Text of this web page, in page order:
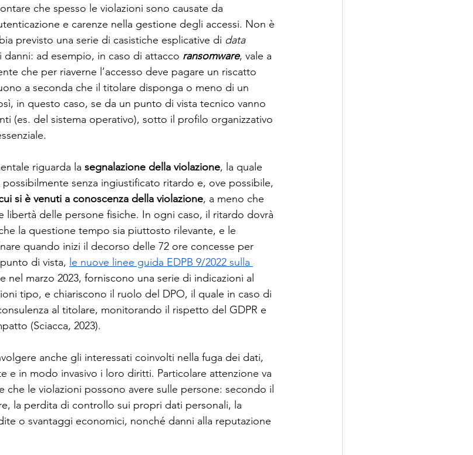
che spesso le violazioni sono causate da
e carenze nella gestione degli accessi. Non è
previsto una serie di casistiche esplicative di data
ad esempio, in caso di attacco ransomware, vale a
che per riaverne l’accesso deve pagare un riscatto
a seconda che il titolare disponga o meno di un
in questo caso, se da un punto di vista tecnico vanno
(es. del sistema operativo), sotto il profilo organizzativo
riguarda la segnalazione della violazione, la quale
senza ingiustificato ritardo e, ove possibile,
si è venuti a conoscenza della violazione, a meno che
libertà delle persone fisiche. In ogni caso, il ritardo dovrà
la questione tempo sia piuttosto rilevante, e le
quando inizi il decorso delle 72 ore concesse per
di vista, le nuove linee guida EDPB 9/2022 sulla
nel marzo 2023, forniscono una serie di indicazioni al
tipo, e chiariscono il ruolo del DPO, il quale in caso di
al titolare, monitorando il rispetto del GDPR e
(Sciacca, 2023).
anche gli interessati coinvolti nella fuga dei dati,
e in modo invasivo i loro diritti. Particolare attenzione va
che le violazioni possono avere sulle persone: secondo il
la perdita di controllo sui propri dati personali, la
o svantaggi economici, nonché danni alla reputazione